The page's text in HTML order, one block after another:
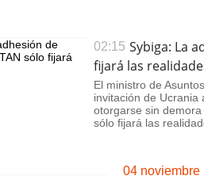
02:15 Sybiga: La
fijará las
El ministro de
invitación de Ucrania
otorgarse sin
sólo fijará las
04 noviembre